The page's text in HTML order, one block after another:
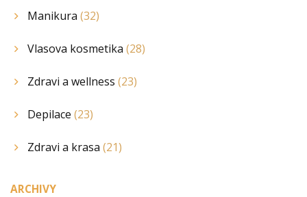
Manikura (32)
Vlasova kosmetika (28)
Zdravi a wellness (23)
Depilace (23)
Zdravi a krasa (21)
ARCHIVY